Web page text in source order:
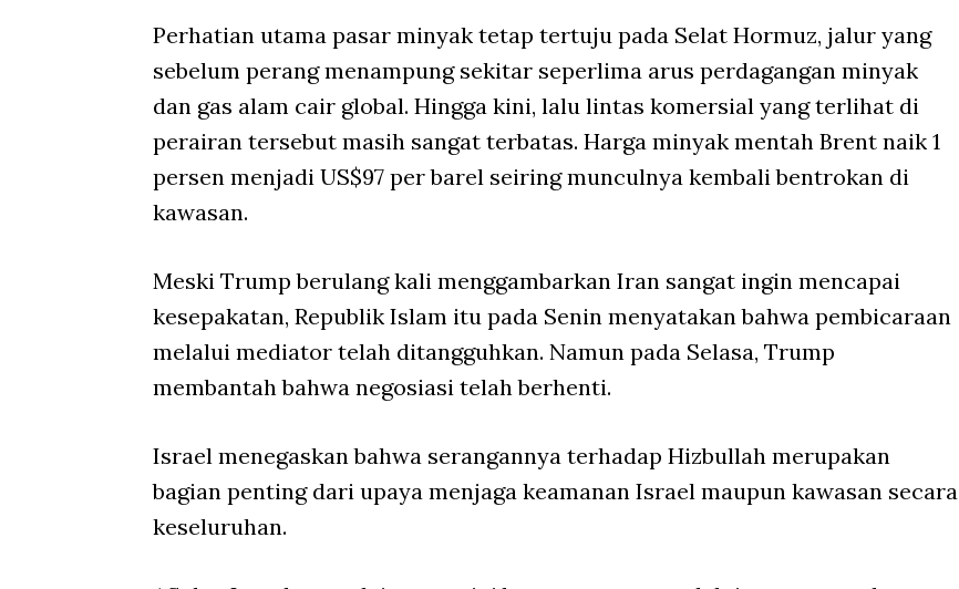
Perhatian utama pasar minyak tetap tertuju pada Selat Hormuz, jalur yang
sebelum perang menampung sekitar seperlima arus perdagangan minyak
dan gas alam cair global. Hingga kini, lalu lintas komersial yang terlihat di
perairan tersebut masih sangat terbatas. Harga minyak mentah Brent naik 1
persen menjadi US$97 per barel seiring munculnya kembali bentrokan di
kawasan.
Meski Trump berulang kali menggambarkan Iran sangat ingin mencapai
kesepakatan, Republik Islam itu pada Senin menyatakan bahwa pembicaraan
melalui mediator telah ditangguhkan. Namun pada Selasa, Trump
membantah bahwa negosiasi telah berhenti.
Israel menegaskan bahwa serangannya terhadap Hizbullah merupakan
bagian penting dari upaya menjaga keamanan Israel maupun kawasan secara
keseluruhan.